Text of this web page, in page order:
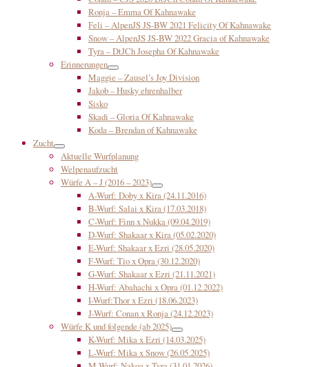
Ronja – Emma Of Kahnawake
Feli – AlpenJS JS-BW 2021 Felicity Of Kahnawake
Snow – AlpenJS JS-BW 2022 Gracia of Kahnawake
Tyra – DtJCh Josepha Of Kahnawake
Erinnerungen
Maggie – Zausel’s Joy Division
Jakob – Husky ehrenhalber
Sisko
Skadi – Gloria Of Kahnawake
Koda – Brendan of Kahnawake
Zucht
Aktuelle Wurfplanung
Welpenaufzucht
Würfe A – J (2016 – 2023)
A-Wurf: Doby x Kira (24.11.2016)
B-Wurf: Salai x Kira (17.03.2018)
C-Wurf: Finn x Nukka (09.04.2019)
D-Wurf: Shakaar x Kira (05.02.2020)
E-Wurf: Shakaar x Ezri (28.05.2020)
F-Wurf: Tio x Opra (30.12.2020)
G-Wurf: Shakaar x Ezri (21.11.2021)
H-Wurf: Abahachi x Opra (01.12.2022)
I-Wurf:Thor x Ezri (18.06.2023)
J-Wurf: Conan x Ronja (24.12.2023)
Würfe K und folgende (ab 2025)
K-Wurf: Mika x Ezri (14.03.2025)
L-Wurf: Mika x Snow (26.05.2025)